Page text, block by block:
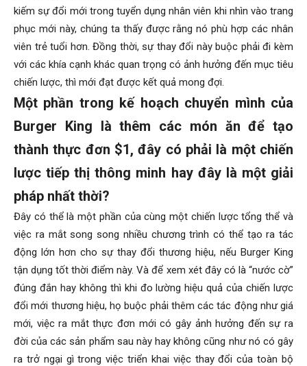
kiếm sự đổi mới trong tuyển dụng nhân viên khi nhìn vào trang
phục mới này, chúng ta thấy được rằng nó phù hợp các nhân
viên trẻ tuổi hơn. Đồng thời, sự thay đổi này buộc phải đi kèm
với các khía cạnh khác quan trọng có ảnh hưởng đến mục tiêu
chiến lược, thì mới đạt được kết quả mong đợi.
Một phần trong kế hoạch chuyển mình của
Burger King là thêm các món ăn để tạo
thành thực đơn $1, đây có phải là một chiến
lược tiếp thị thông minh hay đây là một giải
pháp nhất thời?
Đây có thể là một phần của cùng một chiến lược tổng thể và
việc ra mắt song song nhiều chương trình có thể tạo ra tác
động lớn hơn cho sự thay đổi thương hiệu, nếu Burger King
tận dụng tốt thời điểm này. Và để xem xét đây có là “nước cờ”
đúng đắn hay không thì khi đo lường hiệu quả của chiến lược
đổi mới thương hiệu, họ buộc phải thêm các tác động như giá
mới, việc ra mắt thực đơn mới có gây ảnh hưởng đến sự ra
đời của các sản phẩm sau này hay không cũng như nó có gây
ra trở ngại gì trong việc triển khai việc thay đổi của toàn bộ